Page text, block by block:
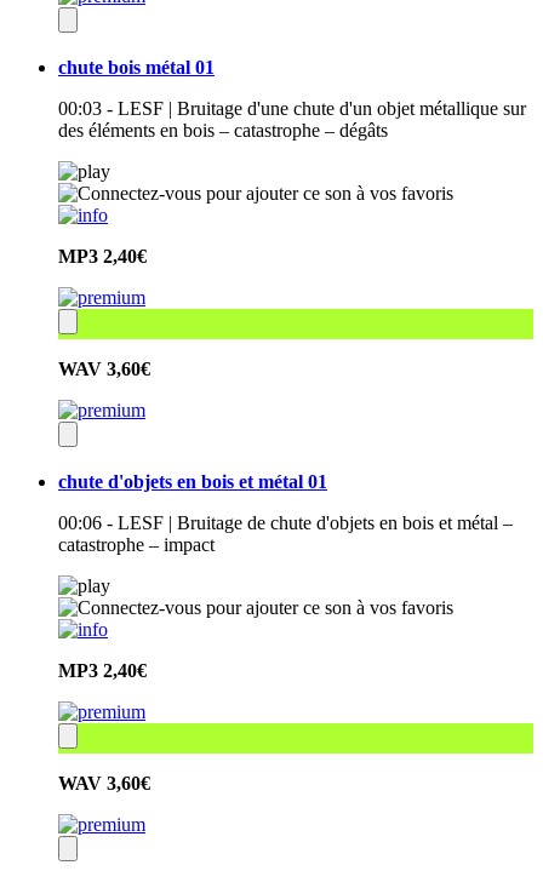
chute bois métal 01
00:03 - LESF | Bruitage d'une chute d'un objet métallique sur
des éléments en bois – catastrophe – dégâts
MP3 2,40€
WAV 3,60€
chute d'objets en bois et métal 01
00:06 - LESF | Bruitage de chute d'objets en bois et métal –
catastrophe – impact
MP3 2,40€
WAV 3,60€